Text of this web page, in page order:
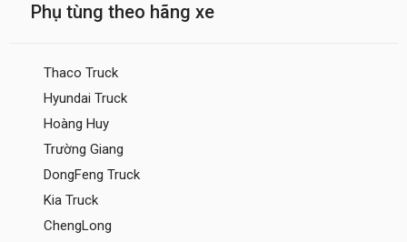
Phụ tùng theo hãng xe
Thaco Truck
Hyundai Truck
Hoàng Huy
Trường Giang
DongFeng Truck
Kia Truck
ChengLong